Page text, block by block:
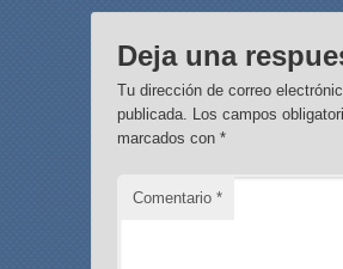
Deja una
Tu dirección de correo
publicada. Los campos
marcados con *
Comentario *